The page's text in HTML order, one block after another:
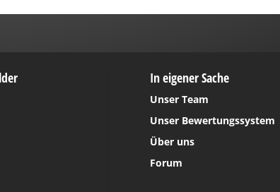
In eigener Sache
Unser Team
Unser Bewertungssystem
Über uns
Forum